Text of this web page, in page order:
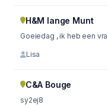
H&M lange Munt
Goeiedag , ik heb een
Lisa
C&A Bouge
sy2ej8